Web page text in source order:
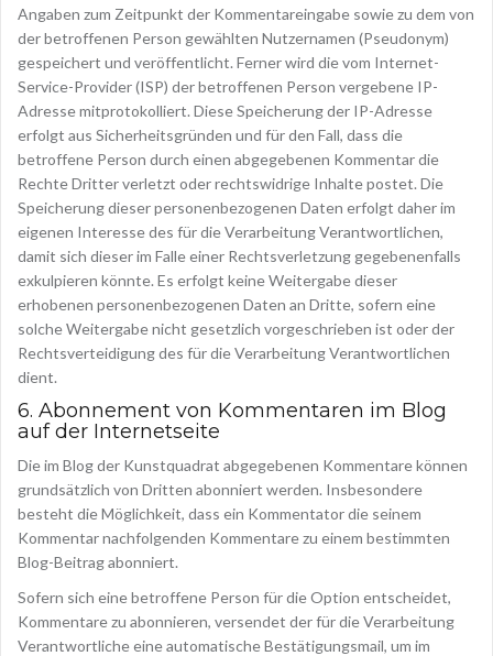
Angaben zum Zeitpunkt der Kommentareingabe sowie zu dem von
der betroffenen Person gewählten Nutzernamen (Pseudonym)
gespeichert und veröffentlicht. Ferner wird die vom Internet-
Service-Provider (ISP) der betroffenen Person vergebene IP-
Adresse mitprotokolliert. Diese Speicherung der IP-Adresse
erfolgt aus Sicherheitsgründen und für den Fall, dass die
betroffene Person durch einen abgegebenen Kommentar die
Rechte Dritter verletzt oder rechtswidrige Inhalte postet. Die
Speicherung dieser personenbezogenen Daten erfolgt daher im
eigenen Interesse des für die Verarbeitung Verantwortlichen,
damit sich dieser im Falle einer Rechtsverletzung gegebenenfalls
exkulpieren könnte. Es erfolgt keine Weitergabe dieser
erhobenen personenbezogenen Daten an Dritte, sofern eine
solche Weitergabe nicht gesetzlich vorgeschrieben ist oder der
Rechtsverteidigung des für die Verarbeitung Verantwortlichen
dient.
6. Abonnement von Kommentaren im Blog
auf der Internetseite
Die im Blog der Kunstquadrat abgegebenen Kommentare können
grundsätzlich von Dritten abonniert werden. Insbesondere
besteht die Möglichkeit, dass ein Kommentator die seinem
Kommentar nachfolgenden Kommentare zu einem bestimmten
Blog-Beitrag abonniert.
Sofern sich eine betroffene Person für die Option entscheidet,
Kommentare zu abonnieren, versendet der für die Verarbeitung
Verantwortliche eine automatische Bestätigungsmail, um im